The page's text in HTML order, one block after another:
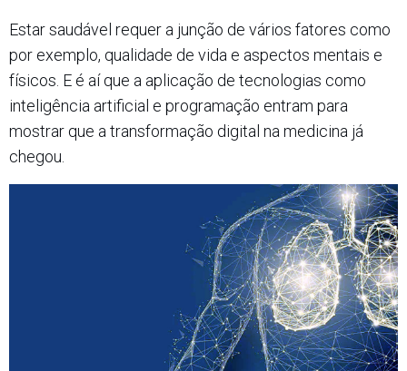
Estar saudável requer a junção de vários fatores como
por exemplo, qualidade de vida e aspectos mentais e
físicos. E é aí que a aplicação de tecnologias como
inteligência artificial e programação entram para
mostrar que a transformação digital na medicina já
chegou.